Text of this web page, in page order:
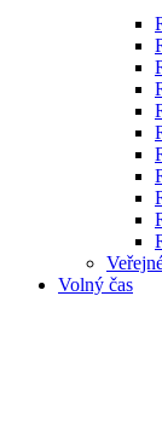
Volný čas